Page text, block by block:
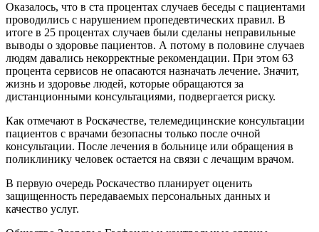
Оказалось, что в ста процентах случаев беседы с пациентами
проводились с нарушением пропедевтических правил. В
итоге в 25 процентах случаев были сделаны неправильные
выводы о здоровье пациентов. А потому в половине случаев
людям давались некорректные рекомендации. При этом 63
процента сервисов не опасаются назначать лечение. Значит,
жизнь и здоровье людей, которые обращаются за
дистанционными консультациями, подвергается риску.
Как отмечают в Роскачестве, телемедицинские консультации
пациентов с врачами безопасны только после очной
консультации. После лечения в больнице или обращения в
поликлинику человек остается на связи с лечащим врачом.
В первую очередь Роскачество планирует оценить
защищенность передаваемых персональных данных и
качество услуг.